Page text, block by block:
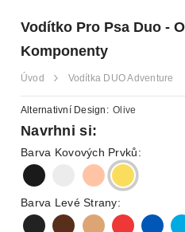
Vodítko Pro Psa Duo -
Komponenty
Úvod Vodítka DUO Adventure
Alternativní Design: Olive
Navrhni si:
Barva Kovových Prvků:
black rosegoldgold
Barva Levé Strany:
black darkbrownlightbrown blue